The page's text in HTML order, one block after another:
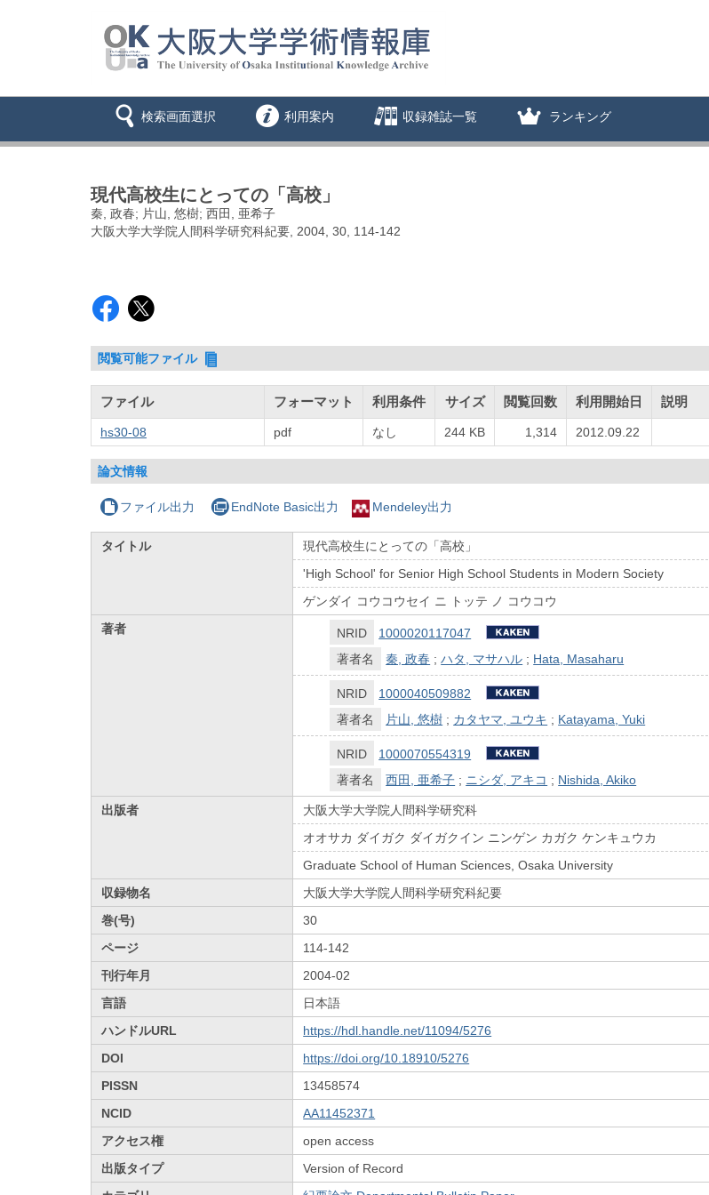
検索画面選択 利用案内 収録雑誌一覧 ランキング
現代高校生にとっての「高校」
秦, 政春; 片山, 悠樹; 西田, 亜希子
大阪大学大学院人間科学研究科紀要, 2004, 30, 114-142
閲覧可能ファイル
ファイル フォーマット 利用条件 サイズ 閲覧回数 利用開始日 説明
hs30-08 pdf なし 244 KB 1,314 2012.09.22
論文情報
ファイル出力 EndNote Basic出力 Mendeley出力
タイトル
現代高校生にとっての「高校」
'High School' for Senior High School Students in Modern Society
ゲンダイ コウコウセイ ニ トッテ ノ コウコウ
著者
NRID
1000020117047
著者名
秦, 政春 ;ハタ, マサハル ; Hata, Masaharu
NRID
1000040509882
著者名
片山, 悠樹 ; カタヤマ, ユウキ ; Katayama, Yuki
NRID
1000070554319
著者名
西田, 亜希子 ; ニシダ, アキコ ; Nishida, Akiko
出版者
大阪大学大学院人間科学研究科
オオサカ ダイガク ダイガクイン ニンゲン カガク ケンキュウカ
Graduate School of Human Sciences, Osaka University
収録物名
大阪大学大学院人間科学研究科紀要
巻(号)
30
ページ
114-142
刊行年月
2004-02
言語
日本語
ハンドルURL
https://hdl.handle.net/11094/5276
DOI
https://doi.org/10.18910/5276
PISSN
13458574
NCID
AA11452371
アクセス権
open access
出版タイプ
Version of Record